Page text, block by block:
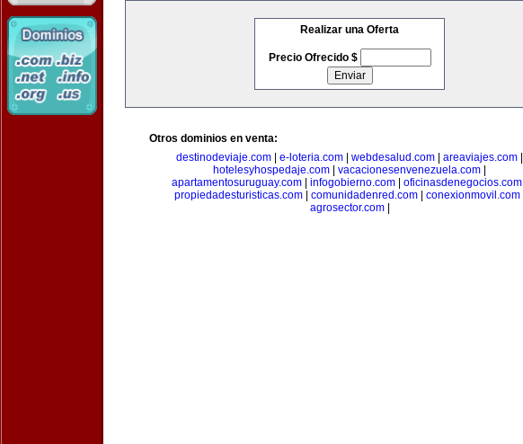
Realizar una Oferta
Precio Ofrecido $
Otros dominios en venta:
destinodeviaje.com
e-loteria.com webdesalud.com areaviajes.com
hotelesyhospedaje.com
vacacionesenvenezuela.com
apartamentosuruguay.com
infogobierno.com oficinasdenegocios.com
propiedadesturisticas.com| comunidadenred.com| conexionmovil.com|
agrosector.com|